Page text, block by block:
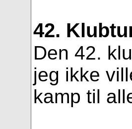
42.
Den 42.
jeg ikke
kamp til